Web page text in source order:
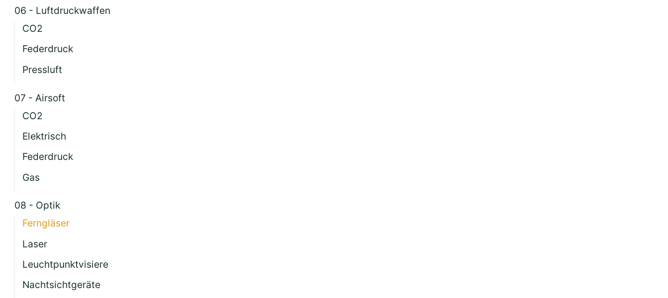
06 - Luftdruckwaffen
CO2
Federdruck
Pressluft
07 - Airsoft
CO2
Elektrisch
Federdruck
Gas
08 - Optik
Ferngläser
Laser
Leuchtpunktvisiere
Nachtsichtgeräte